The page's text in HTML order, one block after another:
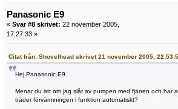
Panasonic E9
« Svar #8 skrivet: 22 november 2005,
17:27:33 »
Citat från: Shovelhead skrivet 21 november 2005,
Hej Panasonic E9
Menar du att om jag slår av pumpen med fjärren och har
träder förvärmningen i funktion automatiskt?